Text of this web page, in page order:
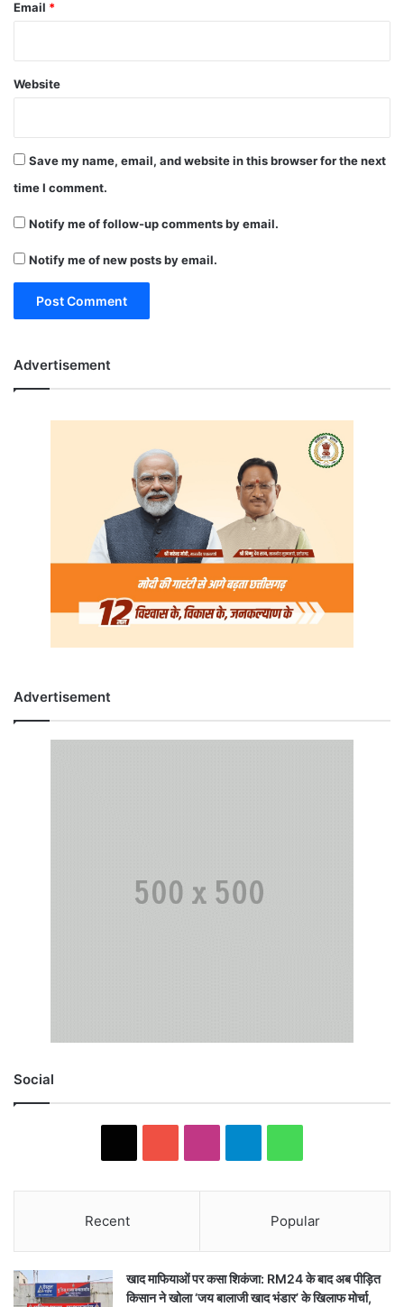
Email *
Website
Save my name, email, and website in this browser for the next
time I comment.
Notify me of follow-up comments by email.
Notify me of new posts by email.
Advertisement
Advertisement
Social
Recent Popular
खाद माफियाओं पर कसा शिकंजा: RM24 के बाद अब पीड़ित
किसान ने खोला ‘जय बालाजी खाद भंडार’ के खिलाफ मोर्चा,